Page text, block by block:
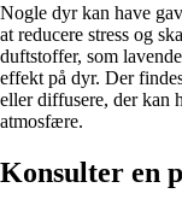
Nogle dyr kan have
at reducere stress og
duftstoffer, som
effekt på dyr. Der
eller diffusere, der kan
atmosfære.
Konsulter en